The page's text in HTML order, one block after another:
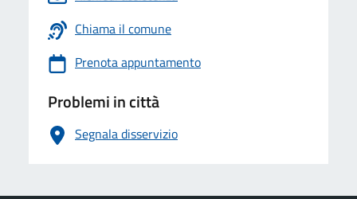
Chiama il comune
Prenota appuntamento
Problemi in città
Segnala disservizio